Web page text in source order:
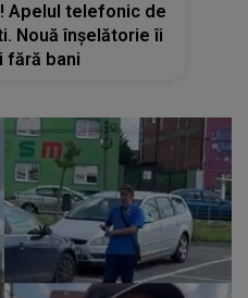
Apelul telefonic de
Nouă înșelătorie îi
fără bani